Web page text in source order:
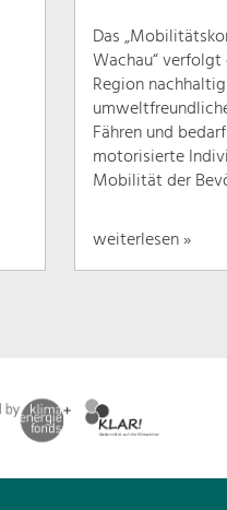
Das
Wachau“
Region
Fähren und
motorisierte
Mobilität der
weiterlesen »